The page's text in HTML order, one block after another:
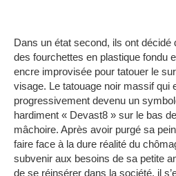
Dans un état second, ils ont décidé
des fourchettes en plastique fondu
encre improvisée pour tatouer le
visage. Le tatouage noir massif qui
progressivement devenu un
hardiment « Devast8 » sur le bas
mâchoire. Après avoir purgé sa
faire face à la dure réalité du
subvenir aux besoins de sa petite
de se réinsérer dans la société, il